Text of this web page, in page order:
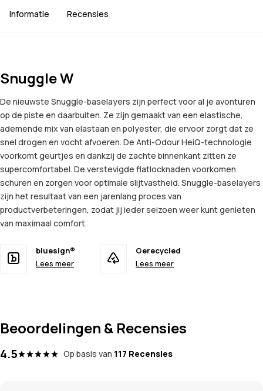
Informatie Recensies
Snuggle W
De nieuwste Snuggle-baselayers zijn perfect voor al je avonturen
op de piste en daarbuiten. Ze zijn gemaakt van een elastische,
ademende mix van elastaan en polyester, die ervoor zorgt dat ze
snel drogen en vocht afvoeren. De Anti-Odour HeiQ-technologie
voorkomt geurtjes en dankzij de zachte binnenkant zitten ze
supercomfortabel. De verstevigde flatlocknaden voorkomen
schuren en zorgen voor optimale slijtvastheid. Snuggle-baselayers
zijn het resultaat van een jarenlang proces van
productverbeteringen, zodat jij ieder seizoen weer kunt genieten
van maximaal comfort.
bluesign®
Lees meer
Gerecycled
Lees meer
Beoordelingen & Recensies
4.5 Op basis van 117 Recensies